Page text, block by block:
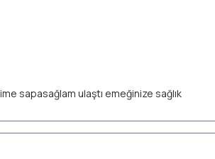
sapasağlam ulaştı emeğinize sağlık